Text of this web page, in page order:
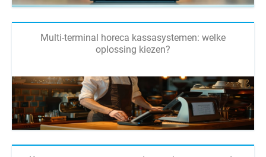
Multi-terminal horeca kassasystemen: welke
oplossing kiezen?